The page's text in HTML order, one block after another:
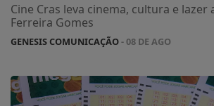
Cine Cras leva cinema, cultura e lazer
Ferreira Gomes
GENESIS COMUNICAÇÃO- 08 DE AGO